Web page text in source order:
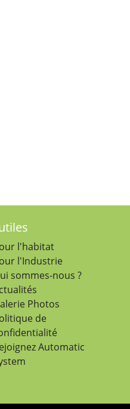
l'habitat
l'Industrie
sommes-nous ?
Photos
de
Automatic